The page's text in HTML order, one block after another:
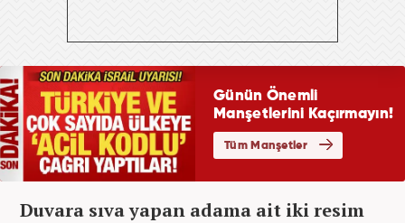
Duvara sıva yapan adama ait iki resim